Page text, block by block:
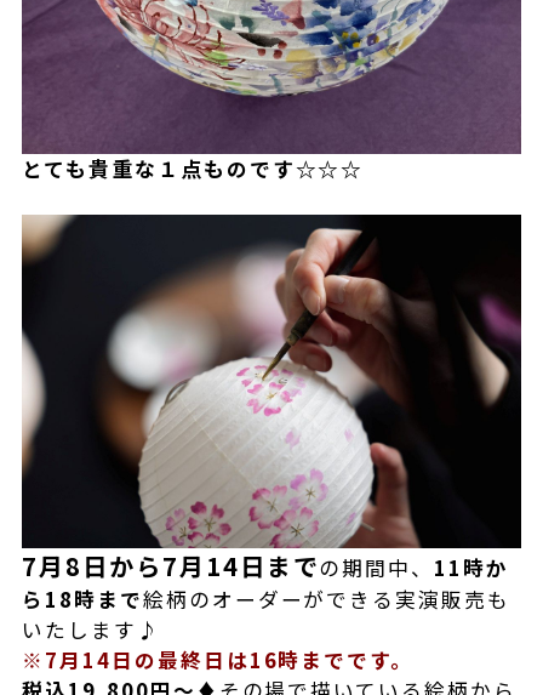
とても貴重な１点ものです☆☆☆
7月8日から7月14日までの期間中、 11時か
ら18時まで絵柄のオーダーができる実演販売も
いたします♪
※7月14日の最終日は16時までです。